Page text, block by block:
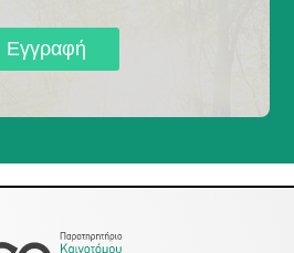
Εγγραφή